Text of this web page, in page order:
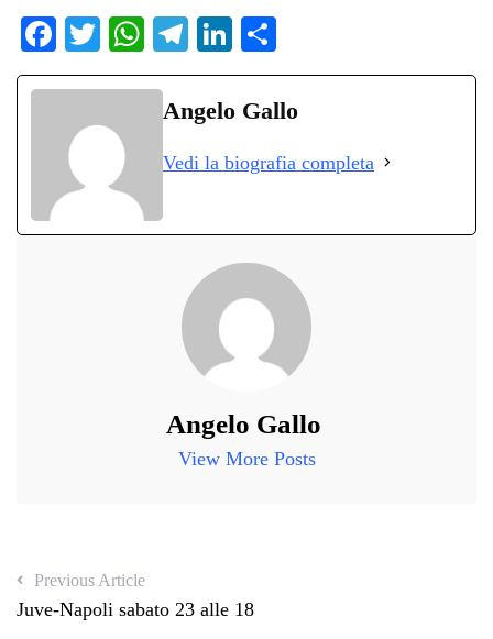
Fa
ce
ok
T
wi
r
W
ha
ts
pp
Te
le
gr
m
Li
nk
ed
on
di
di
Angelo Gallo
Vedi la biografia completa
Angelo Gallo
View More Posts
Previous Article
Juve-Napoli sabato 23 alle 18